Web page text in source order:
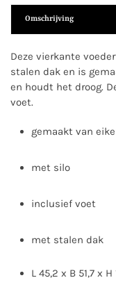
Omschrijving
Deze vierkante
stalen dak en is
en houdt het droog.
voet.
gemaakt van
met silo
inclusief voet
met stalen dak
L 45,2 x B 51,7 x H